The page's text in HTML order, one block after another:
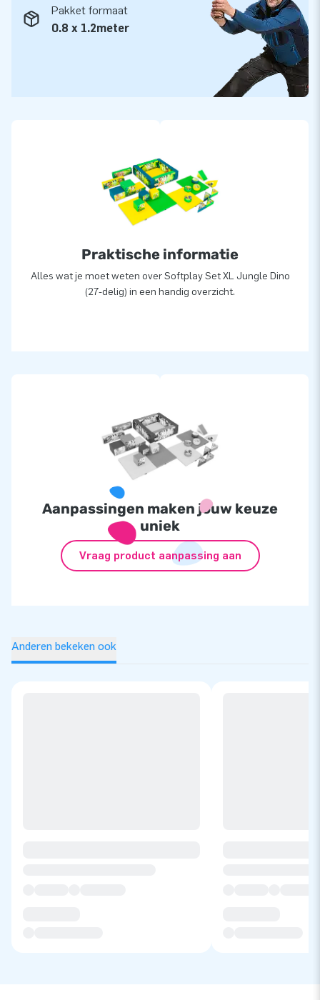
Pakket formaat
0.8 x 1.2meter
Praktische informatie
Alles wat je moet weten over Softplay Set XL Jungle Dino
(27-delig) in een handig overzicht.
Aanpassingen maken jouw keuze
uniek
Vraag product aanpassing aan
Anderen bekeken ook